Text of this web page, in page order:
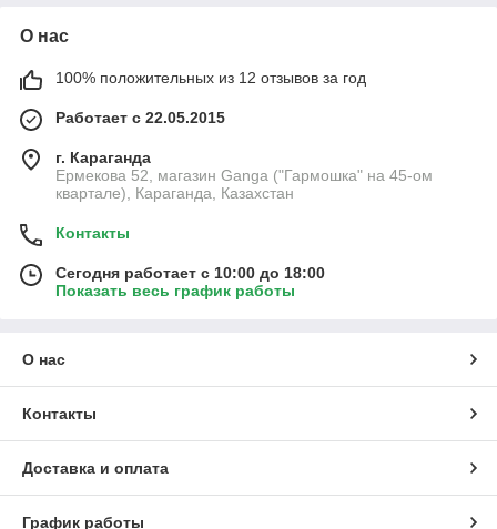
О нас
100% положительных из 12 отзывов за год
Работает с 22.05.2015
г. Караганда
Ермекова 52, магазин Ganga ("Гармошка" на 45-ом
квартале), Караганда, Казахстан
Контакты
Сегодня работает с 10:00 до 18:00
Показать весь график работы
О нас
Контакты
Доставка и оплата
График работы